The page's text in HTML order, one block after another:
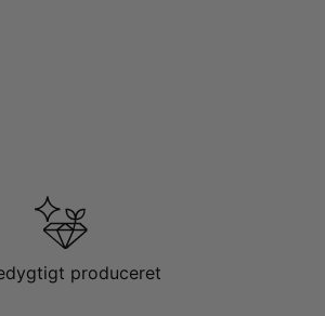
produceret